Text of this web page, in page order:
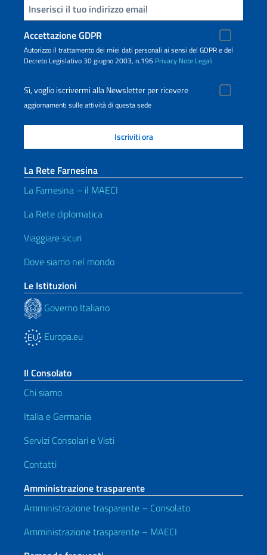
Inserisci la tua email
Accettazione GDPR
Autorizzo il trattamento dei miei dati personali ai sensi del GDPR e del
Decreto Legislativo 30 giugno 2003, n.196 Privacy Note Legali
Sì, voglio iscrivermi alla Newsletter per ricevere
aggiornamenti sulle attività di questa sede
La Rete Farnesina
La Farnesina – il MAECI
La Rete diplomatica
Viaggiare sicuri
Dove siamo nel mondo
Le Istituzioni
Governo Italiano
Europa.eu
Il Consolato
Chi siamo
Italia e Germania
Servizi Consolari e Visti
Contatti
Amministrazione trasparente
Amministrazione trasparente – Consolato
Amministrazione trasparente – MAECI